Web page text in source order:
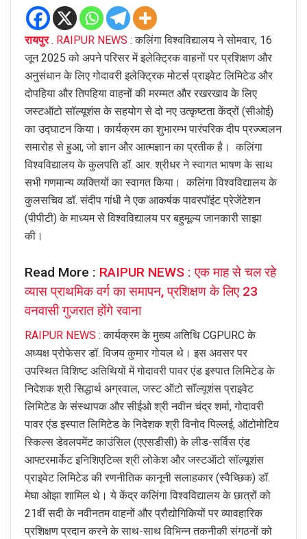
रायपुर. RAIPUR NEWS : कलिंगा विश्वविद्यालय ने सोमवार, 16
जून 2025 को अपने परिसर में इलेक्ट्रिक वाहनों पर प्रशिक्षण और
अनुसंधान के लिए गोदावरी इलेक्ट्रिक मोटर्स प्राइवेट लिमिटेड और
दोपहिया और तिपहिया वाहनों की मरम्मत और रखरखाव के लिए
जस्टऑटो सॉल्यूशंस के सहयोग से दो नए उत्कृष्टता केंद्रों (सीओई)
का उद्घाटन किया। कार्यक्रम का शुभारम्भ पारंपरिक दीप प्रज्ज्वलन
समारोह से हुआ, जो ज्ञान और आत्मज्ञान का प्रतीक है। कलिंगा
विश्वविद्यालय के कुलपति डॉ. आर. श्रीधर ने स्वागत भाषण के साथ
सभी गणमान्य व्यक्तियों का स्वागत किया। कलिंगा विश्वविद्यालय के
कुलसचिव डॉ. संदीप गांधी ने एक आकर्षक पावरपॉइंट प्रेजेंटेशन
(पीपीटी) के माध्यम से विश्वविद्यालय पर बहुमूल्य जानकारी साझा
की।
Read More : RAIPUR NEWS : एक माह से चल रहे
व्यास प्राथमिक वर्ग का समापन, प्रशिक्षण के लिए 23
वनवासी गुजरात होंगे रवाना
RAIPUR NEWS : कार्यक्रम के मुख्य अतिथि CGPURC के
अध्यक्ष प्रोफेसर डॉ. विजय कुमार गोयल थे। इस अवसर पर
उपस्थित विशिष्ट अतिथियों में गोदावरी पावर एंड इस्पात लिमिटेड के
निदेशक श्री सिद्धार्थ अग्रवाल, जस्ट ऑटो सॉल्यूशंस प्राइवेट
लिमिटेड के संस्थापक और सीईओ श्री नवीन चंद्र शर्मा, गोदावरी
पावर एंड इस्पात लिमिटेड के निदेशक श्री विनोद पिल्लई, ऑटोमोटिव
स्किल्स डेवलपमेंट काउंसिल (एएसडीसी) के लीड-सर्विस एंड
आफ्टरमार्केट इनिशिएटिव्स श्री लोकेश और जस्टऑटो सॉल्यूशंस
प्राइवेट लिमिटेड की रणनीतिक कानूनी सलाहकार (स्वैच्छिक) डॉ.
मेघा ओझा शामिल थे। ये केंद्र कलिंगा विश्वविद्यालय के छात्रों को
21वीं सदी के नवीनतम वाहनों और प्रौद्योगिकियों पर व्यावहारिक
प्रशिक्षण प्रदान करने के साथ-साथ विभिन्न तकनीकी संगठनों को